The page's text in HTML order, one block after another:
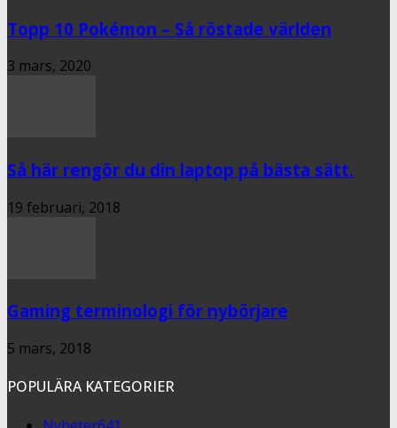
Topp 10 Pokémon – Så röstade världen
3 mars, 2020
Så här rengör du din laptop på bästa sätt.
19 februari, 2018
Gaming terminologi för nybörjare
5 mars, 2018
POPULÄRA KATEGORIER